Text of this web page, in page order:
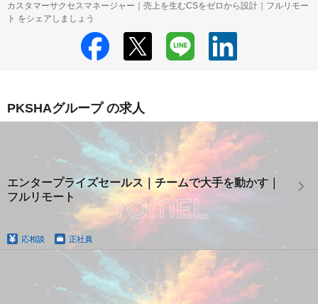
カスタマーサクセスマネージャー｜売上を生むCSをゼロから設計｜フルリモー
ト をシェアしましょう
PKSHAグループ の求人
エンタープライズセールス｜チームで大手を動かす｜
フルリモート
応相談 正社員